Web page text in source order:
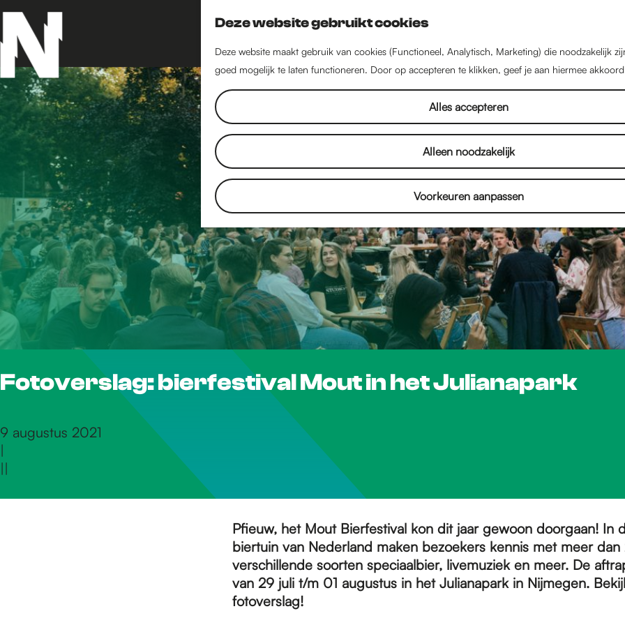
Deze website gebruikt cookies
Deze website maakt gebruik van cookies (Functioneel, Analytisch, Marketing) die noodzakelijk
goed mogelijk te laten functioneren. Door op accepteren te klikken, geef je aan hiermee
Alles accepteren
Alleen noodzakelijk
Voorkeuren aanpassen
Fotoverslag: bierfestival Mout in het Julianapark
9 augustus 2021
|
||
Pfieuw, het Mout Bierfestival kon dit jaar gewoon doorgaan! In
biertuin van Nederland maken bezoekers kennis met meer
verschillende soorten speciaalbier, livemuziek en meer. De
van 29 juli t/m 01 augustusin het Julianapark in Nijmegen.
fotoverslag!